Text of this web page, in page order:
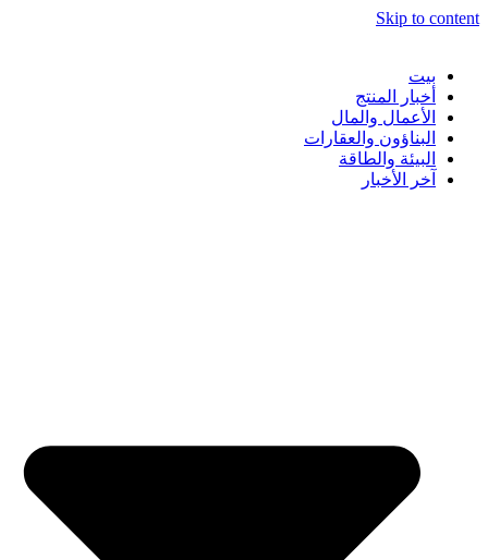
Skip to content
بيت
أخبار المنتج
الأعمال والمال
البناؤون والعقارات
البيئة والطاقة
آخر الأخبار